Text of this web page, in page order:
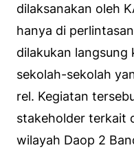
dilaksanakan oleh
hanya di
dilakukan langsung
sekolah-sekolah
rel. Kegiatan
stakeholder terkait
wilayah Daop 2